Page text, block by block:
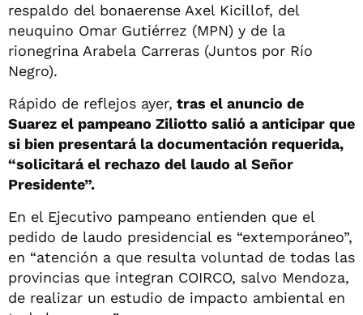
respaldo del bonaerense Axel Kicillof, del
neuquino Omar Gutiérrez (MPN) y de la
rionegrina Arabela Carreras (Juntos por Río
Negro).
Rápido de reflejos ayer, tras el anuncio de
Suarez el pampeano Ziliotto salió a anticipar que
si bien presentará la documentación requerida,
“solicitará el rechazo del laudo al Señor
Presidente”.
En el Ejecutivo pampeano entienden que el
pedido de laudo presidencial es “extemporáneo”,
en “atención a que resulta voluntad de todas las
provincias que integran COIRCO, salvo Mendoza,
de realizar un estudio de impacto ambiental en